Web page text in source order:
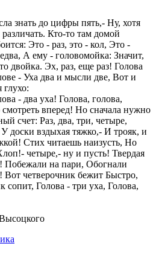
знать до цифры пять,- Ну, хотя
Кто-то там домой
Это - раз, это - кол, Это -
А ему - головомойка: Значит,
двойка. Эх, раз, еще раз! Голова
- Уха два и мысли две, Вот и
глухо:
- два уха! Голова, голова,
вперед! Но сначала нужно
счет: Раз, два, три, четыре,
доски вздыхая тяжко,- И трояк, и
Стих читаешь наизусть, Но
четыре,- ну и пусть! Твердая
Побежали на пари, Обогнали
Вот четверочник бежит Быстро,
сопит, Голова - три уха, Голова,